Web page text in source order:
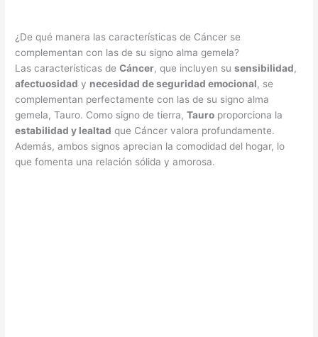
¿De qué manera las características de Cáncer se
complementan con las de su signo alma gemela?
Las características deCáncer, que incluyen susensibilidad,
afectuosidad y necesidad de seguridad emocional, se
complementan perfectamente con las de su signo alma
gemela, Tauro. Como signo de tierra,Tauro proporciona la
estabilidad y lealtad que Cáncer valora profundamente.
Además, ambos signos aprecian la comodidad del hogar, lo
que fomenta una relación sólida y amorosa.